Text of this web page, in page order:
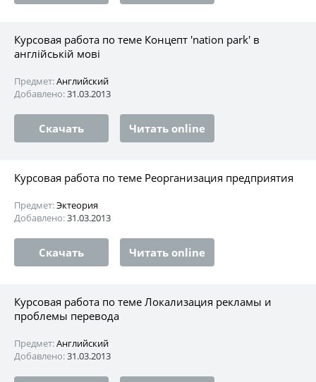
Курсовая работа по теме Концепт 'nation park' в
англійській мові
Предмет:Английский
Добавлено:31.03.2013
Скачать Читать online
Курсовая работа по теме Реорганизация предприятия
Предмет:Эктеория
Добавлено:31.03.2013
Скачать Читать online
Курсовая работа по теме Локализация рекламы и
проблемы перевода
Предмет:Английский
Добавлено:31.03.2013